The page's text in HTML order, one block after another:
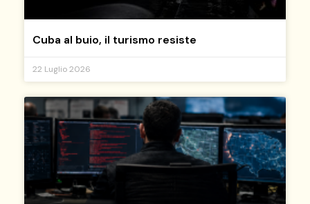
Cuba al buio, il turismo resiste
22 Luglio 2026